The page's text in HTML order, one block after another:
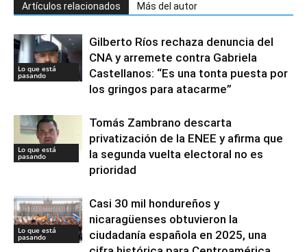
Artículos relacionados Más del autor
Lo que está
pasando
Gilberto Ríos rechaza denuncia del
CNA y arremete contra Gabriela
Castellanos: “Es una tonta puesta por
los gringos para atacarme”
Lo que está
pasando
Tomás Zambrano descarta
privatización de la ENEE y afirma que
la segunda vuelta electoral no es
prioridad
Lo que está
pasando
Casi 30 mil hondureños y
nicaragüenses obtuvieron la
ciudadanía española en 2025, una